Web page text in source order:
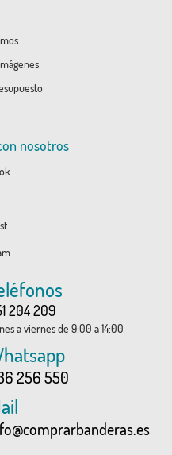
nosotros
204 209
a viernes de 9:00 a 14:00
256 550